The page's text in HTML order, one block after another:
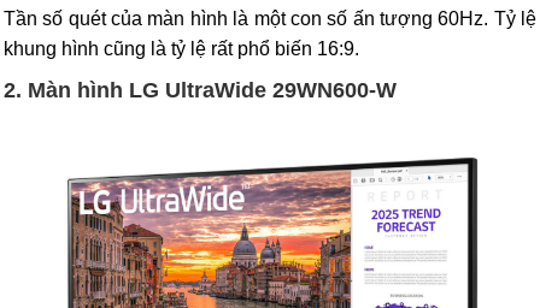
Tần số quét của màn hình là một con số ấn tượng 60Hz. Tỷ lệ
khung hình cũng là tỷ lệ rất phổ biến 16:9.
2. Màn hình LG UltraWide 29WN600-W